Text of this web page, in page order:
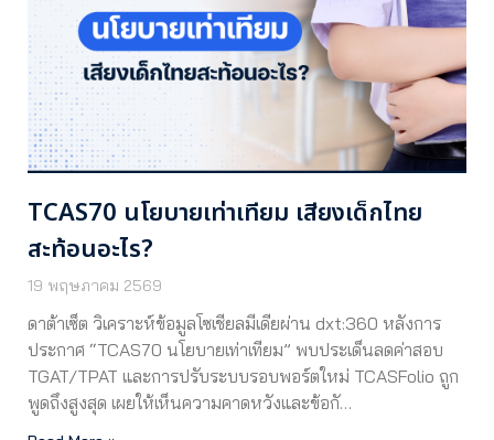
TCAS70 นโยบายเท่าเทียม เสียงเด็กไทย
สะท้อนอะไร?
19 พฤษภาคม 2569
ดาต้าเซ็ต วิเคราะห์ข้อมูลโซเชียลมีเดียผ่าน dxt:360 หลังการ
ประกาศ “TCAS70 นโยบายเท่าเทียม” พบประเด็นลดค่าสอบ
TGAT/TPAT และการปรับระบบรอบพอร์ตใหม่ TCASFolio ถูก
พูดถึงสูงสุด เผยให้เห็นความคาดหวังและข้อกั…